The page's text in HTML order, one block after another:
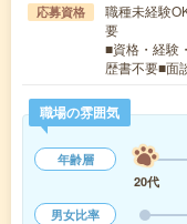
応募資格
職種未経験
要
■資格・経験
歴書不要■面
職場の雰囲気
年齢層
20代
男女比率